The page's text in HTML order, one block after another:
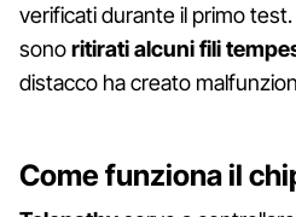
verificati durante il primo
sonoritirati alcuni fili
distacco ha creato
Come funziona il